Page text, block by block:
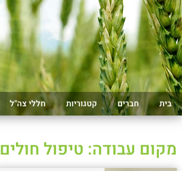
בית חברים קטגוריות חללי צה"ל
מקום עבודה: טיפול חולים